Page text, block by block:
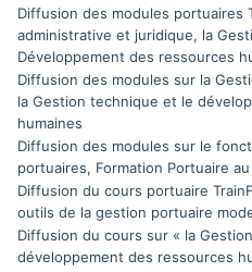
Diffusion des modules portuaires
administrative et juridique, la
Développement des ressources
Diffusion des modules sur la
la Gestion technique et le
humaines
Diffusion des modules sur le
portuaires, Formation Portuaire au
Diffusion du cours portuaire
outils de la gestion portuaire
Diffusion du cours sur « la
développement des ressources